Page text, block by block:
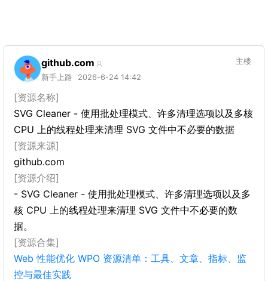
github.com
新手上路 2026-6-24 14:42
主楼
[资源名称]
SVG Cleaner - 使用批处理模式、许多清理选项以及多核
CPU 上的线程处理来清理 SVG 文件中不必要的数据
[资源来源]
github.com
[资源介绍]
- SVG Cleaner - 使用批处理模式、许多清理选项以及多
核 CPU 上的线程处理来清理 SVG 文件中不必要的数
据。
[资源合集]
Web 性能优化 WPO 资源清单：工具、文章、指标、监
控与最佳实践